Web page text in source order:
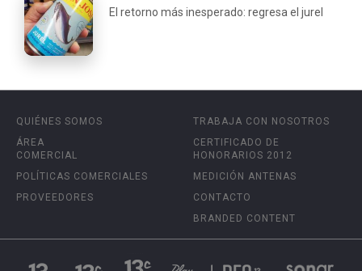
El retorno más inesperado: regresa el jurel
QUIÉNES SOMOS
ÁREA
COMERCIAL
POLÍTICAS COMERCIALES
PROVEEDORES
TRABAJA CON NOSOTROS
CERTIFICADO DE
HONORARIOS 2012
MEDICIÓN ANTENAS
CONTACTO
BRANDED CONTENT